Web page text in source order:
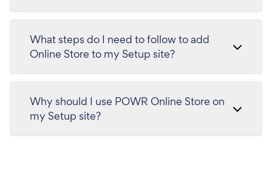
What steps do I need to follow to add
Online Store to my Setup site?
Why should I use POWR Online Store on
my Setup site?